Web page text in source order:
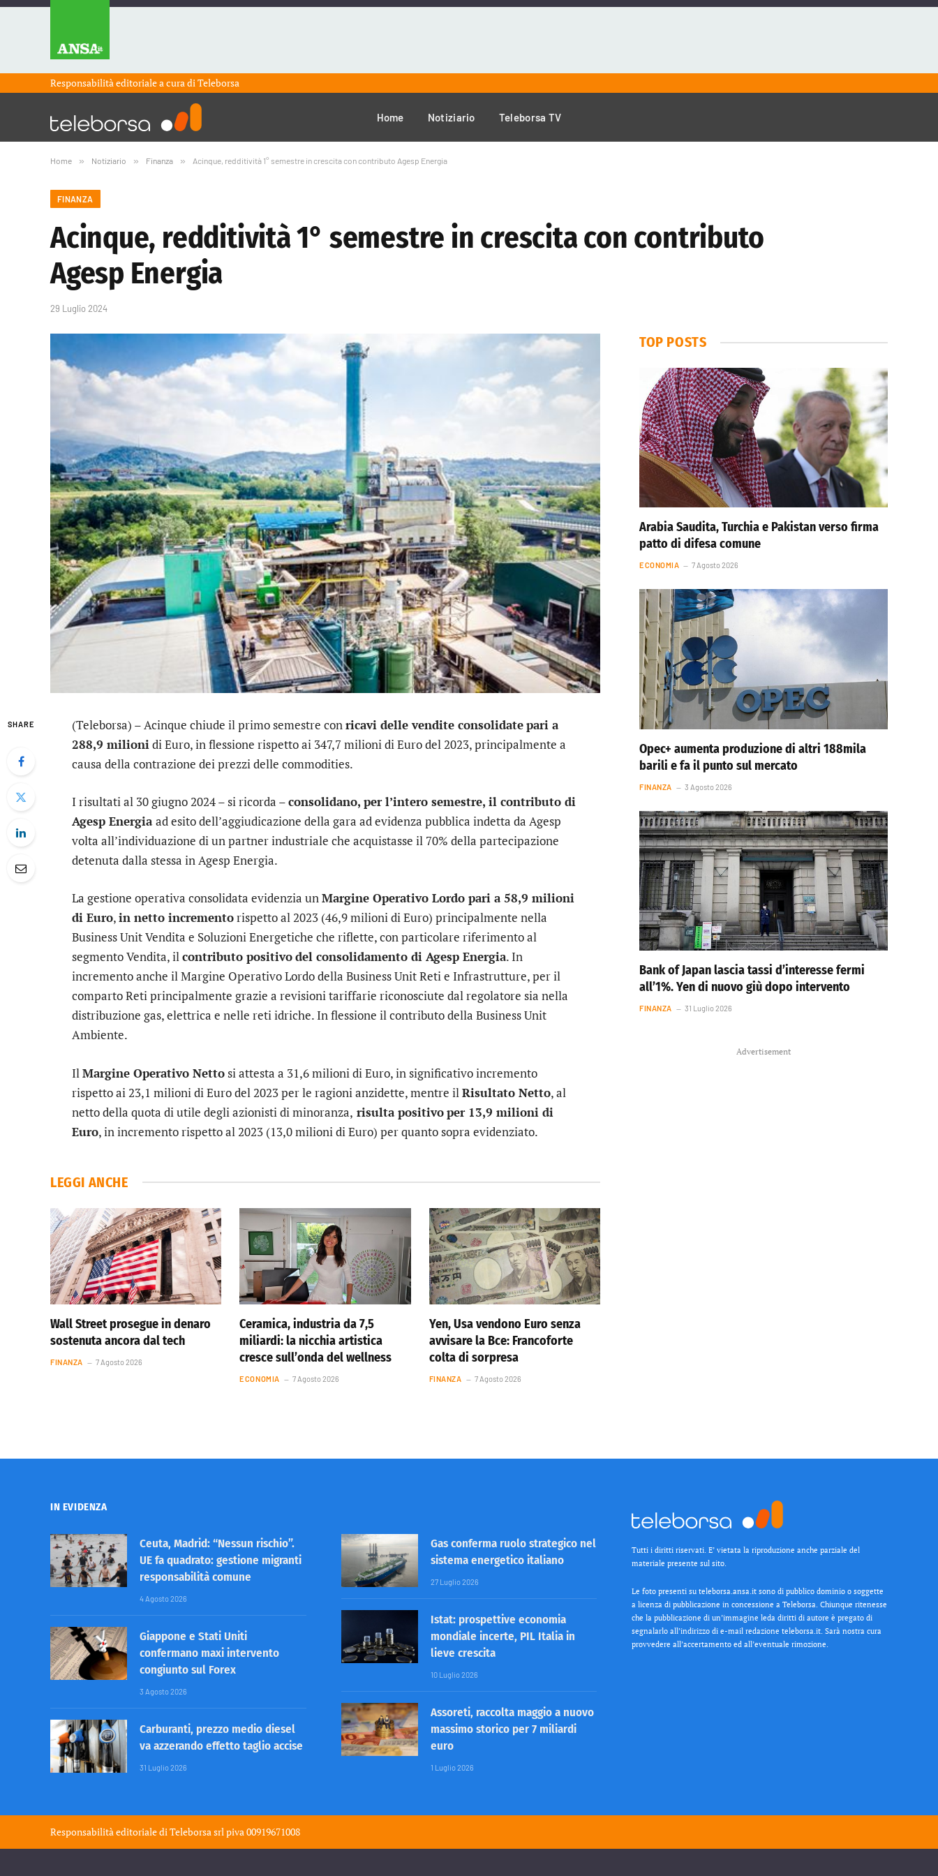
Responsabilità editoriale a cura diTeleborsa
Home Notiziario Teleborsa TV
Home » Notiziario » Finanza » Acinque, redditività 1° semestre in crescita con contributo Agesp Energia
FINANZA
Acinque, redditività 1° semestre in crescita con contributo
Agesp Energia
29 Luglio 2024
SHARE (Teleborsa) – Acinque chiude il primo semestre conricavi delle vendite consolidatepari a
288,9 milionidi Euro, in flessione rispetto ai 347,7 milioni di Euro del 2023, principalmente a
causa della contrazione dei prezzi delle commodities.
I risultati al 30 giugno 2024 – si ricorda –consolidano, per l’intero semestre, il contributo di
Agesp Energiaad esito dell’aggiudicazione della gara ad evidenza pubblica indetta da Agesp
volta all’individuazione di un partner industriale che acquistasse il 70% della partecipazione
detenuta dalla stessa in Agesp Energia.
La gestione operativa consolidata evidenzia unMargine Operativo Lordo pari a 58,9 milioni
di Euro,in netto incrementorispetto al 2023 (46,9 milioni di Euro) principalmente nella
Business Unit Vendita e Soluzioni Energetiche che riflette, con particolare riferimento al
segmento Vendita, ilcontributo positivodel consolidamento di Agesp Energia. In
incremento anche il Margine Operativo Lordo della Business Unit Reti e Infrastrutture, per il
comparto Reti principalmente grazie a revisioni tariffarie riconosciute dal regolatore sia nella
distribuzione gas, elettrica e nelle reti idriche. In flessione il contributo della Business Unit
Ambiente.
Il Margine Operativo Nettosi attesta a 31,6 milioni di Euro, in significativo incremento
rispetto ai 23,1 milioni di Euro del 2023 per le ragioni anzidette, mentre il Risultato Netto, al
netto della quota di utile degli azionisti di minoranza, risulta positivoper 13,9 milioni di
Euro, in incremento rispetto al 2023 (13,0 milioni di Euro) per quanto sopra evidenziato.
LEGGI ANCHE
Wall Street prosegue in denaro
sostenuta ancora dal tech
FINANZA 7 Agosto 2026
Ceramica, industria da 7,5
miliardi: la nicchia artistica
cresce sull’onda del wellness
ECONOMIA 7 Agosto 2026
Yen, Usa vendono Euro senza
avvisare la Bce: Francoforte
colta di sorpresa
FINANZA 7 Agosto 2026
TOP POSTS
Arabia Saudita, Turchia e Pakistan verso firma
patto di difesa comune
ECONOMIA 7 Agosto 2026
Opec+ aumenta produzione di altri 188mila
barili e fa il punto sul mercato
FINANZA 3 Agosto 2026
Bank of Japan lascia tassi d’interesse fermi
all’1%. Yen di nuovo giù dopo intervento
FINANZA 31 Luglio 2026
Advertisement
IN EVIDENZA
Ceuta, Madrid: “Nessun rischio”.
UE fa quadrato: gestione migranti
responsabilità comune
4 Agosto 2026
Giappone e Stati Uniti
confermano maxi intervento
congiunto sul Forex
3 Agosto 2026
Carburanti, prezzo medio diesel
va azzerando effetto taglio accise
31 Luglio 2026
Gas conferma ruolo strategico nel
sistema energetico italiano
27 Luglio 2026
Istat: prospettive economia
mondiale incerte, PIL Italia in
lieve crescita
10 Luglio 2026
Assoreti, raccolta maggio a nuovo
massimo storico per 7 miliardi
euro
1 Luglio 2026
Tutti i diritti riservati. E’ vietata la riproduzione anche parziale del
materiale presente sul sito.
Le foto presenti su teleborsa.ansa.it sono di pubblico dominio o soggette
a licenza di pubblicazione in concessione a Teleborsa. Chiunque ritenesse
che la pubblicazione di un’immagine leda diritti di autore è pregato di
segnalarlo all’indirizzo di e-mail redazione teleborsa.it. Sarà nostra cura
provvedere all’accertamento ed all’eventuale rimozione.
Responsabilità editoriale di Teleborsa srl piva 00919671008